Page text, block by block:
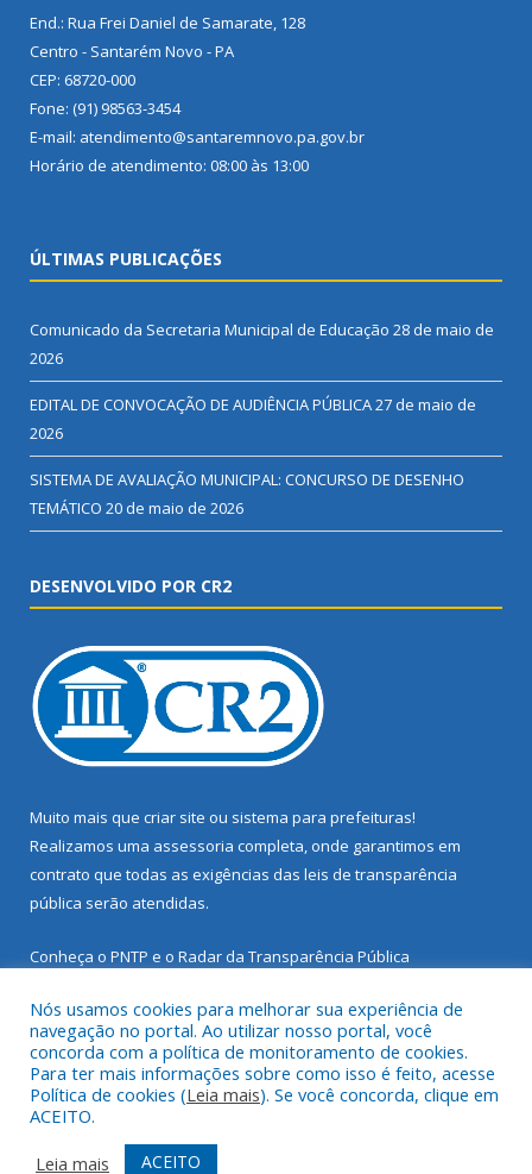
End.: Rua Frei Daniel de Samarate, 128
Centro - Santarém Novo - PA
CEP: 68720-000
Fone: (91) 98563-3454
E-mail: atendimento@santaremnovo.pa.gov.br
Horário de atendimento: 08:00 às 13:00
ÚLTIMAS PUBLICAÇÕES
Comunicado da Secretaria Municipal de Educação 28 de maio de
2026
EDITAL DE CONVOCAÇÃO DE AUDIÊNCIA PÚBLICA27 de maio de
2026
SISTEMA DE AVALIAÇÃO MUNICIPAL: CONCURSO DE DESENHO
TEMÁTICO 20 de maio de 2026
DESENVOLVIDO POR CR2
Muito mais que criar site ou sistema para prefeituras!
Realizamos uma assessoria completa, onde garantimos em
contrato que todas as exigências das leis de transparência
pública serão atendidas.
Conheça o PNTP e o Radar da Transparência Pública
Todos os direitos reservados a Prefeitura Municipal de Santarém
Novo.
Mapa do Site
Acessar Área Administrativa
Nós usamos cookies para melhorar sua experiência de
navegação no portal. Ao utilizar nosso portal, você
concorda com a política de monitoramento de cookies.
Para ter mais informações sobre como isso é feito, acesse
Política de cookies (Leia mais). Se você concorda, clique em
ACEITO.
Leia mais
ACEITO